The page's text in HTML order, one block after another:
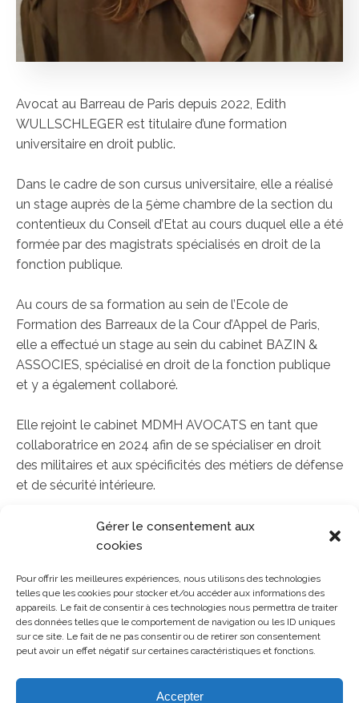
Gérer le consentement aux
cookies
Pour offrir les meilleures expériences, nous utilisons des technologies
telles que les cookies pour stocker et/ou accéder aux informations des
appareils. Le fait de consentir à ces technologies nous permettra de traiter
des données telles que le comportement de navigation ou les ID uniques
sur ce site. Le fait de ne pas consentir ou de retirer son consentement
peut avoir un effet négatif sur certaines caractéristiques et fonctions.
Accepter
Avocat au Barreau de Paris depuis 2022, Edith
WULLSCHLEGER est titulaire d’une formation
universitaire en droit public.
Dans le cadre de son cursus universitaire, elle a réalisé
un stage auprès de la 5ème chambre de la section du
contentieux du Conseil d’Etat au cours duquel elle a été
formée par des magistrats spécialisés en droit de la
fonction publique.
Au cours de sa formation au sein de l’Ecole de
Formation des Barreaux de la Cour d’Appel de Paris,
elle a effectué un stage au sein du cabinet BAZIN &
ASSOCIES, spécialisé en droit de la fonction publique
et y a également collaboré.
Elle rejoint le cabinet MDMH AVOCATS en tant que
collaboratrice en 2024 afin de se spécialiser en droit
des militaires et aux spécificités des métiers de défense
et de sécurité intérieure.
Intervenant tant en conseil qu’en contentieux, Edith
WULLSCHLEGER assure la défense des intérêts de
PRENDRE CONTACT